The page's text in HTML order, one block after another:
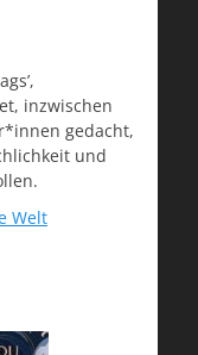
inzwischen
gedacht,
und
Welt